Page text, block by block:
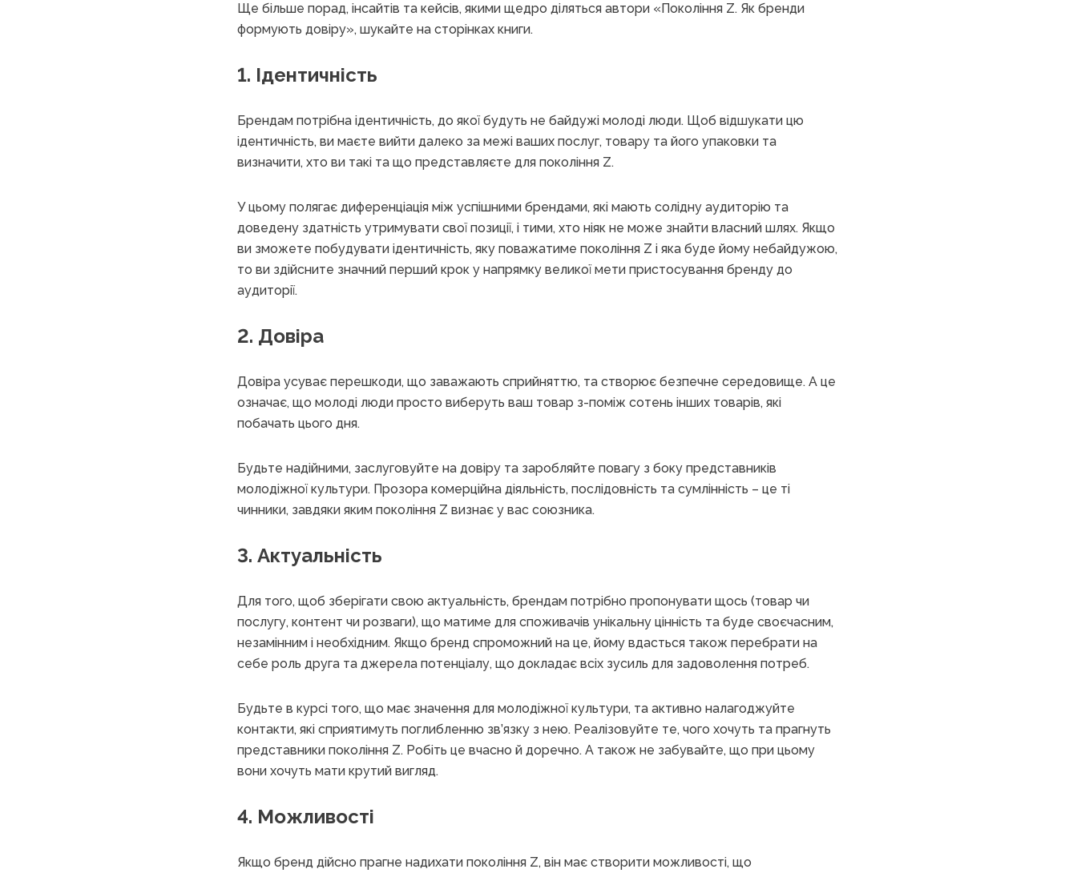
Ще більше порад, інсайтів та кейсів, якими щедро діляться автори «Покоління Z. Як бренди
формують довіру», шукайте на сторінках книги.
1. Ідентичність
Брендам потрібна ідентичність, до якої будуть не байдужі молоді люди. Щоб відшукати цю
ідентичність, ви маєте вийти далеко за межі ваших послуг, товару та його упаковки та
визначити, хто ви такі та що представляєте для покоління Z.
У цьому полягає диференціація між успішними брендами, які мають солідну аудиторію та
доведену здатність утримувати свої позиції, і тими, хто ніяк не може знайти власний шлях. Якщо
ви зможете побудувати ідентичність, яку поважатиме покоління Z і яка буде йому небайдужою,
то ви здійсните значний перший крок у напрямку великої мети пристосування бренду до
аудиторії.
2. Довіра
Довіра усуває перешкоди, що заважають сприйняттю, та створює безпечне середовище. А це
означає, що молоді люди просто виберуть ваш товар з-поміж сотень інших товарів, які
побачать цього дня.
Будьте надійними, заслуговуйте на довіру та заробляйте повагу з боку представників
молодіжної культури. Прозора комерційна діяльність, послідовність та сумлінність – це ті
чинники, завдяки яким покоління Z визнає у вас союзника.
3. Актуальність
Для того, щоб зберігати свою актуальність, брендам потрібно пропонувати щось (товар чи
послугу, контент чи розваги), що матиме для споживачів унікальну цінність та буде своєчасним,
незамінним і необхідним. Якщо бренд спроможний на це, йому вдасться також перебрати на
себе роль друга та джерела потенціалу, що докладає всіх зусиль для задоволення потреб.
Будьте в курсі того, що має значення для молодіжної культури, та активно налагоджуйте
контакти, які сприятимуть поглибленню зв’язку з нею. Реалізовуйте те, чого хочуть та прагнуть
представники покоління Z. Робіть це вчасно й доречно. А також не забувайте, що при цьому
вони хочуть мати крутий вигляд.
4. Можливості
Якщо бренд дійсно прагне надихати покоління Z, він має створити можливості, що